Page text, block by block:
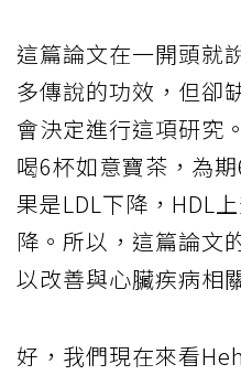
這篇論文在一開頭就
多傳說的功效，但卻
會決定進行這項研究
喝6杯如意寶茶，為
果是LDL下降，HDL
降。所以，這篇論文
以改善與心臟疾病相
好，我們現在來看